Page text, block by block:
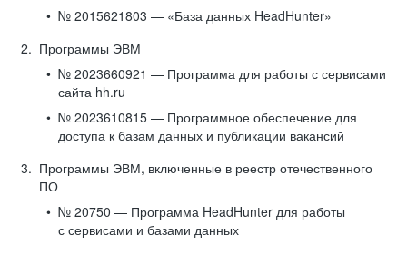
№ 2015621803 — «База данных HeadHunter»
Программы ЭВМ
№ 2023660921 — Программа для работы с сервисами
сайта hh.ru
№ 2023610815 — Программное обеспечение для
доступа к базам данных и публикации вакансий
Программы ЭВМ, включенные в реестр отечественного
ПО
№ 20750 — Программа HeadHunter для работы
с сервисами и базами данных